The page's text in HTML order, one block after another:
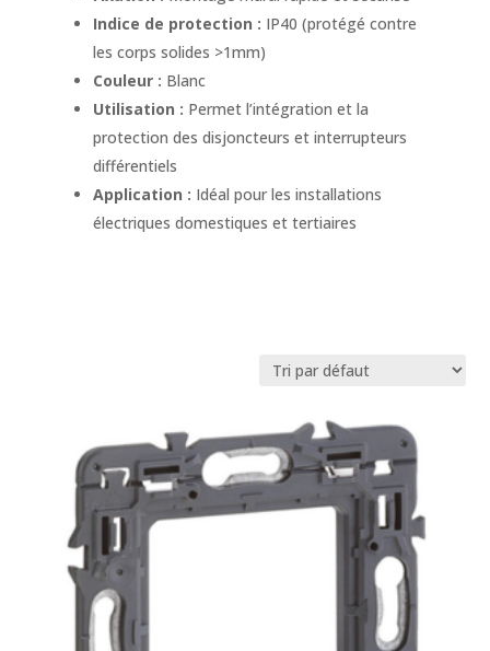
Indice de protection : IP40 (protégé contre
les corps solides >1mm)
Couleur : Blanc
Utilisation : Permet l’intégration et la
protection des disjoncteurs et interrupteurs
différentiels
Application : Idéal pour les installations
électriques domestiques et tertiaires